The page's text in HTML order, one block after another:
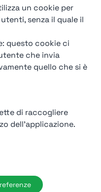
un cookie per
senza il quale il
questo cookie ci
che invia
quello che si è
di raccogliere
dell'applicazione.
del processo
attraverso dati
e valutazioni
| Smarteris S.r.l. P.IVA
€ 2.550 i.v.